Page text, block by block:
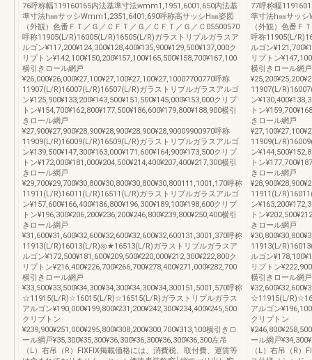
76呼称幅119160165内法基準寸法wmm1,1951,6001,650内法基
準寸法h㎜サッシWmm1,2351,6401,690呼称高サッシH㎜姿図
（外観）色番ＦＴ／Ｇ／ＣＦＴ／Ｇ／ＣＦＴ／Ｇ／Ｃ05500570
呼称11905(L/R)16005(L/R)16505(L/R)ガラストリプルガラスア
ルゴン¥117,200¥124,300¥128,400¥135,900¥129,500¥137,000ク
リプトン¥142,100¥150,200¥157,100¥165,500¥158,700¥167,100
横引きロール網戸
¥26,000¥26,000¥27,100¥27,100¥27,100¥27,10007700770呼称
11907(L/R)16007(L/R)16507(L/R)ガラストリプルガラスアルゴ
ン¥125,900¥133,200¥143,500¥151,500¥145,000¥153,000クリプ
トン¥154,700¥162,800¥177,500¥186,600¥179,800¥188,900横引
きロール網戸
¥27,900¥27,900¥28,900¥28,900¥28,900¥28,90009900970呼称
11909(L/R)16009(L/R)16509(L/R)ガラストリプルガラスアルゴ
ン¥139,500¥147,300¥163,000¥171,600¥164,900¥173,500クリプ
トン¥172,000¥181,000¥204,500¥214,400¥207,400¥217,300横引
きロール網戸
¥29,700¥29,700¥30,800¥30,800¥30,800¥30,800111,1001,170呼称
11911(L/R)16011(L/R)16511(L/R)ガラストリプルガラスアルゴ
ン¥157,600¥166,400¥186,800¥196,300¥189,100¥198,600クリプ
トン¥196,300¥206,200¥236,200¥246,800¥239,800¥250,400横引
きロール網戸
¥31,600¥31,600¥32,600¥32,600¥32,600¥32,600131,3001,370呼称
11913(L/R)16013(L/R)◎★16513(L/R)ガラストリプルガラスア
ルゴン¥172,500¥181,600¥209,500¥220,000¥212,300¥222,800ク
リプトン¥216,400¥226,700¥266,700¥278,400¥271,000¥282,700
横引きロール網戸
¥33,500¥33,500¥34,300¥34,300¥34,300¥34,300151,5001,570呼称
☆11915(L/R)☆16015(L/R)☆16515(L/R)ガラストリプルガラス
アルゴン¥190,000¥199,800¥231,200¥242,300¥234,400¥245,500
クリプトン
¥239,900¥251,000¥295,800¥308,200¥300,700¥313,100横引きロ
ール網戸¥35,300¥35,300¥36,300¥36,300¥36,300¥36,300左吊
（L）右吊（R）FIXFIX掲載価格には、消費税、取付費、運賃等
77呼称幅
準寸法h㎜サッシ
（外観）色番Ｆ
呼称11905(L/
ルゴン
リプトン
横引きロール網戸
11907(L/
ン
トン
きロール網戸
11909(L/
ン
トン
きロール網戸
11911(L/
ン
トン
きロール網戸
11913(L/
ルゴン
リプトン
横引きロール網戸
☆11915(L/
アルゴン
クリプトン
ール網戸
（L）右吊（R